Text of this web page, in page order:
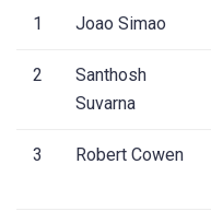
1 Joao Simao
2
Santhosh
Suvarna
3 Robert Cowen